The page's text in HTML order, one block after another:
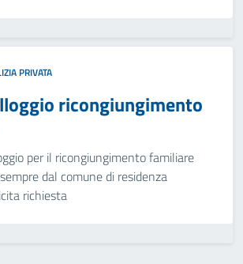
PRIVATA
ricongiungimento
per il ricongiungimento familiare
dal comune di residenza
richiesta